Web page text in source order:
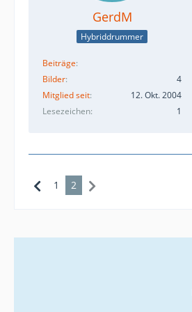
GerdM
Hybriddrummer
Beiträge
Bilder
4
Mitglied seit
12. Okt. 2004
Lesezeichen
1
1 2